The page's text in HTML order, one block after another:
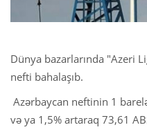
Dünya bazarlarında "Azeri
nefti bahalaşıb.
Azərbaycan neftinin 1
və ya 1,5% artaraq 73,61